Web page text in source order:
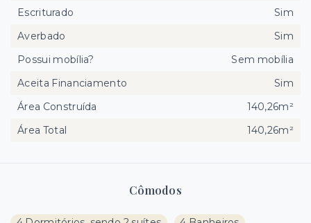
Cômodos
Escriturado
Sim
Averbado
Sim
Possui mobília?
Sem mobília
Aceita Financiamento
Sim
Área Construída
140,26m²
Área Total
140,26m²